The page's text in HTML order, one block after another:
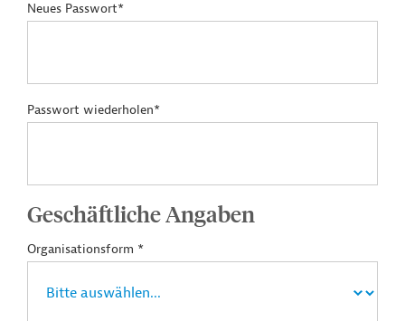
Neues Passwort*
Passwort wiederholen*
Geschäftliche Angaben
Organisationsform *